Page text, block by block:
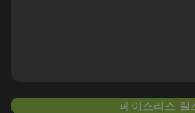
페이스리스 릴